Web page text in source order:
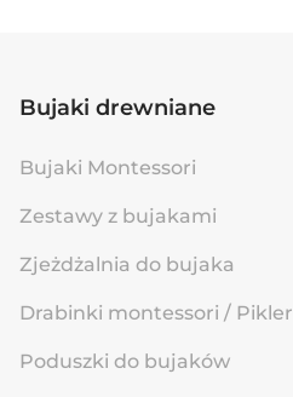
Bujaki drewniane
Bujaki Montessori
Zestawy z bujakami
Zjeżdżalnia do bujaka
Drabinki montessori / Pikler
Poduszki do bujaków